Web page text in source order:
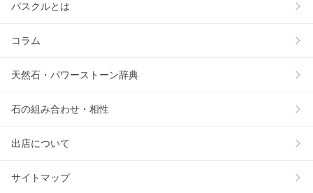
パスクルとは
コラム
天然石・パワーストーン辞典
石の組み合わせ・相性
出店について
サイトマップ